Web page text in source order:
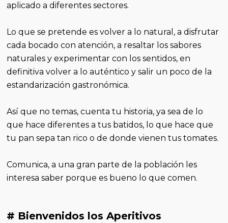
aplicado a diferentes sectores.
Lo que se pretende es volver a lo natural, a disfrutar
cada bocado con atención, a resaltar los sabores
naturales y experimentar con los sentidos, en
definitiva volver a lo auténtico y salir un poco de la
estandarización gastronómica.
Así que no temas, cuenta tu historia, ya sea de lo
que hace diferentes a tus batidos, lo que hace que
tu pan sepa tan rico o de donde vienen tus tomates.
Comunica, a una gran parte de la población les
interesa saber porque es bueno lo que comen.
# Bienvenidos los Aperitivos